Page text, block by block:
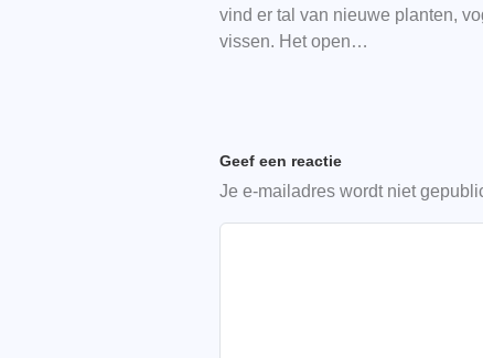
vind er tal van nieuwe planten,
vissen. Het open…
Geef een reactie
Je e-mailadres wordt niet